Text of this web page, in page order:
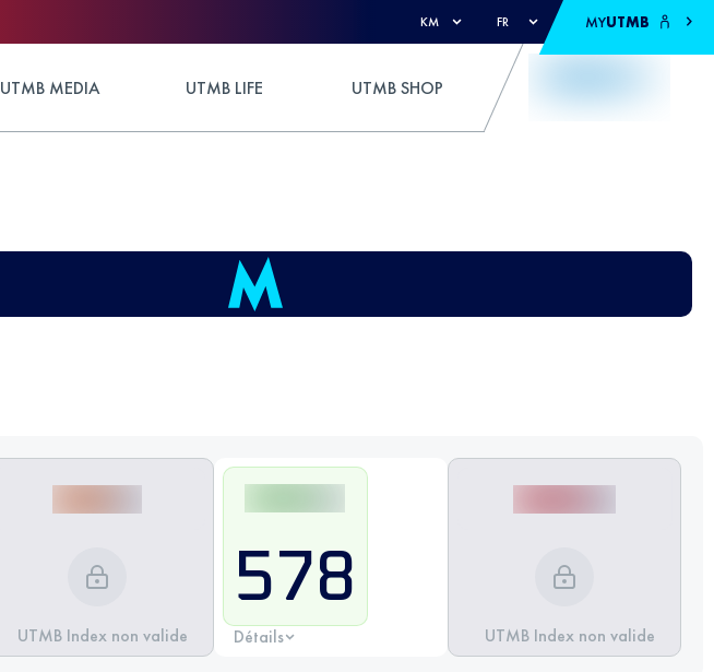
KM FR MYUTMB
UTMB MEDIA UTMB LIFE UTMB SHOP
UTMB Index non valide
578
Détails UTMB Index non valide